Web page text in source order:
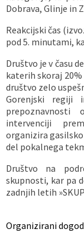
Dobrava, Glinje in
Reakcijski čas
pod 5. minutami,
Društvo je v času
katerih skoraj
društvo zelo
Gorenjski regiji
intervenciji
organizira
del pokalnega
Društvo na
skupnosti, kar pa
zadnjih letih
Organizirani